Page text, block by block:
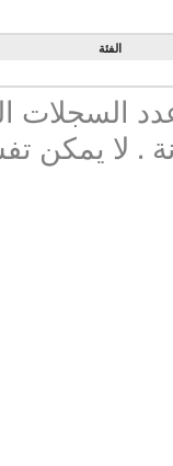
الفئة
السجلات
. لا يمكن